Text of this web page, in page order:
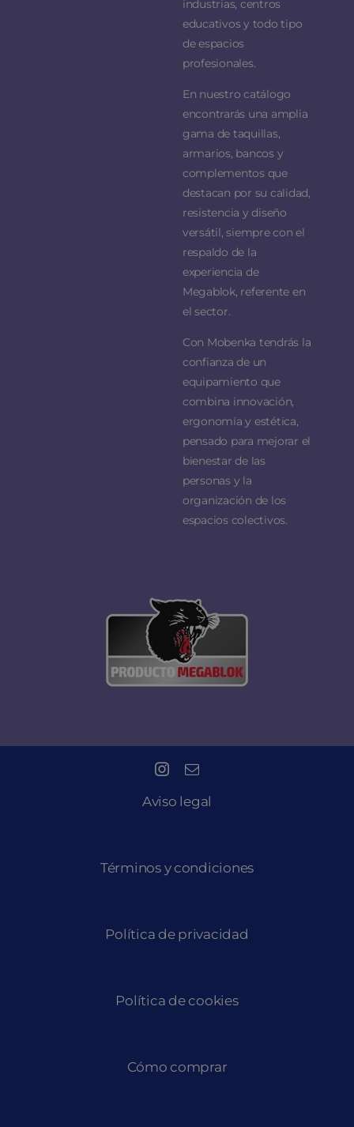
industrias, centros
educativos y todo tipo
de espacios
profesionales.
En nuestro catálogo
encontrarás una amplia
gama de taquillas,
armarios, bancos y
complementos que
destacan por su calidad,
resistencia y diseño
versátil, siempre con el
respaldo de la
experiencia de
Megablok, referente en
el sector.
Con Mobenka tendrás la
confianza de un
equipamiento que
combina innovación,
ergonomía y estética,
pensado para mejorar el
bienestar de las
personas y la
organización de los
espacios colectivos.
Aviso legal
Términos y condiciones
Política de privacidad
Política de cookies
Cómo comprar